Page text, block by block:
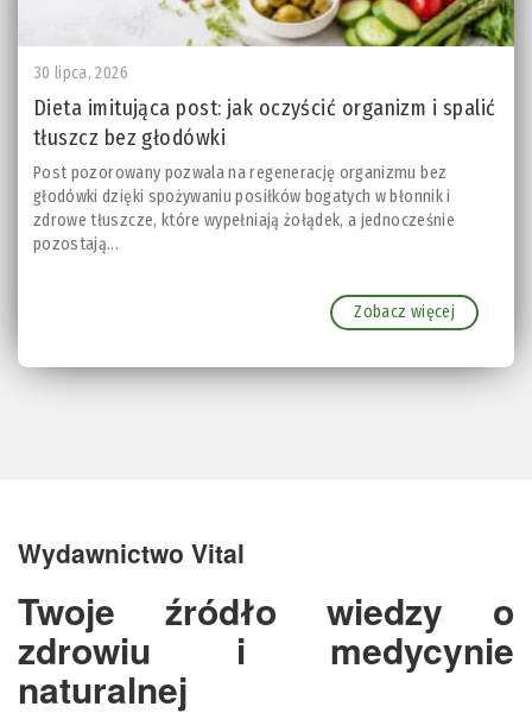
30 lipca, 2026
Dieta imitująca post: jak oczyścić organizm i spalić
tłuszcz bez głodówki
Post pozorowany pozwala na regenerację organizmu bez
głodówki dzięki spożywaniu posiłków bogatych w błonnik i
zdrowe tłuszcze, które wypełniają żołądek, a jednocześnie
pozostają...
Zobacz więcej
Wydawnictwo Vital
Twoje źródło wiedzy o
zdrowiu i medycynie
naturalnej